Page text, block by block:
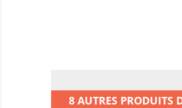
8 AUTRES PRODUITS